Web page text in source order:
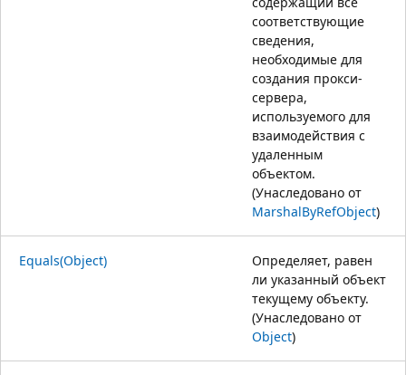
соответствующие
сведения,
необходимые для
создания прокси-
сервера,
используемого для
взаимодействия с
удаленным
объектом.
(Унаследовано от
MarshalByRefObject)
Equals(Object)
Определяет, равен
ли указанный объект
текущему объекту.
(Унаследовано от
Object)